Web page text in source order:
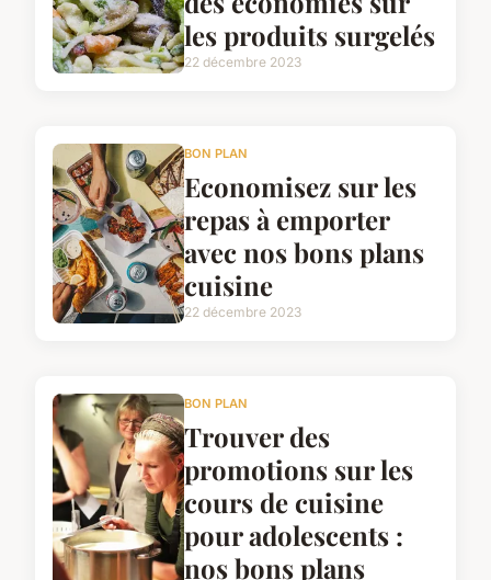
les produits surgelés
22 décembre 2023
BON PLAN
Economisez sur les
repas à emporter
avec nos bons plans
cuisine
22 décembre 2023
BON PLAN
Trouver des
promotions sur les
cours de cuisine
pour adolescents :
nos bons plans